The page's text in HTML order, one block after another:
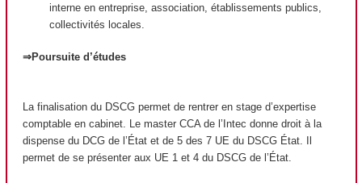
interne en entreprise, association, établissements publics,
collectivités locales.
⇒Poursuite d’études
La finalisation du DSCG permet de rentrer en stage d’expertise
comptable en cabinet. Le master CCA de l’Intec donne droit à la
dispense du DCG de l’État et de 5 des 7 UE du DSCG État. Il
permet de se présenter aux UE 1 et 4 du DSCG de l’État.